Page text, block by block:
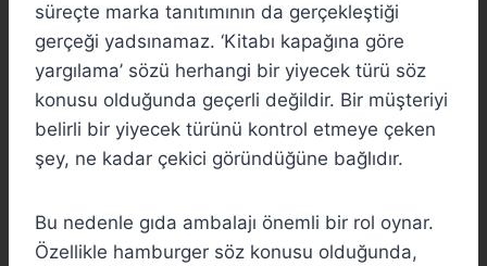
süreçte marka tanıtımının da gerçekleştiği
gerçeği yadsınamaz. ‘Kitabı kapağına göre
yargılama’ sözü herhangi bir yiyecek türü söz
konusu olduğunda geçerli değildir. Bir müşteriyi
belirli bir yiyecek türünü kontrol etmeye çeken
şey, ne kadar çekici göründüğüne bağlıdır.
Bu nedenle gıda ambalajı önemli bir rol oynar.
Özellikle hamburger söz konusu olduğunda,